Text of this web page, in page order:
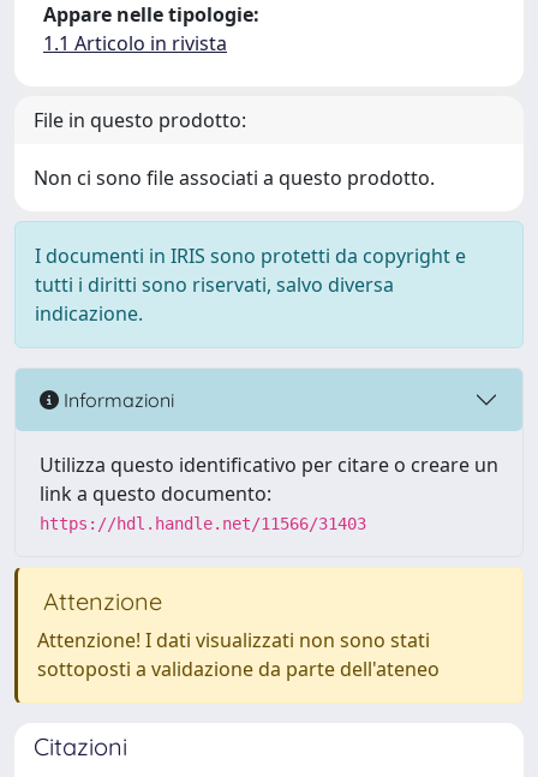
Appare nelle tipologie:
1.1 Articolo in rivista
File in questo prodotto:
Non ci sono file associati a questo prodotto.
I documenti in IRIS sono protetti da copyright e
tutti i diritti sono riservati, salvo diversa
indicazione.
Informazioni
Utilizza questo identificativo per citare o creare un
link a questo documento:
https://hdl.handle.net/11566/31403
Attenzione
Attenzione! I dati visualizzati non sono stati
sottoposti a validazione da parte dell'ateneo
Citazioni